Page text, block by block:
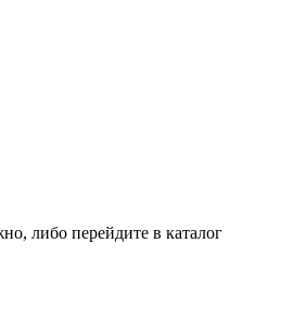
либо перейдите в каталог